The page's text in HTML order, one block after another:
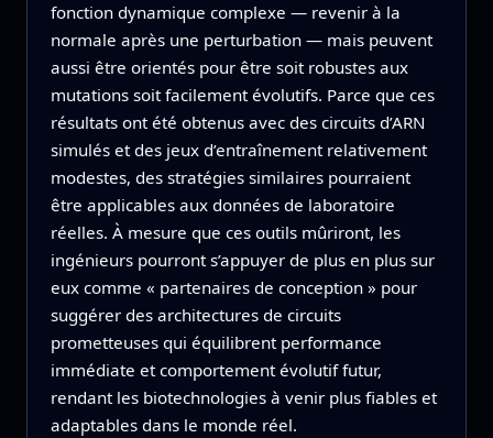
fonction dynamique complexe — revenir à la
normale après une perturbation — mais peuvent
aussi être orientés pour être soit robustes aux
mutations soit facilement évolutifs. Parce que ces
résultats ont été obtenus avec des circuits d’ARN
simulés et des jeux d’entraînement relativement
modestes, des stratégies similaires pourraient
être applicables aux données de laboratoire
réelles. À mesure que ces outils mûriront, les
ingénieurs pourront s’appuyer de plus en plus sur
eux comme « partenaires de conception » pour
suggérer des architectures de circuits
prometteuses qui équilibrent performance
immédiate et comportement évolutif futur,
rendant les biotechnologies à venir plus fiables et
adaptables dans le monde réel.